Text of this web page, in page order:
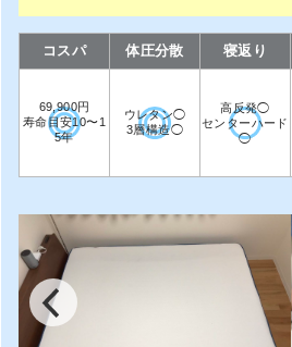
コスパ 体圧分散 寝返り
69,900円
寿命目安10〜1
5年
ウレタン◯
3層構造◯
高反発◯
センターハード
◯